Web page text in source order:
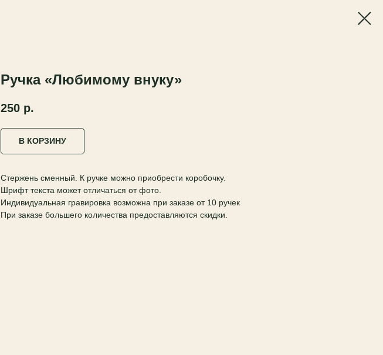
Ручка «Любимому внуку»
250 р.
В КОРЗИНУ
Стержень сменный. К ручке можно приобрести коробочку.
Шрифт текста может отличаться от фото.
Индивидуальная гравировка возможна при заказе от 10 ручек
При заказе большего количества предоставляются скидки.